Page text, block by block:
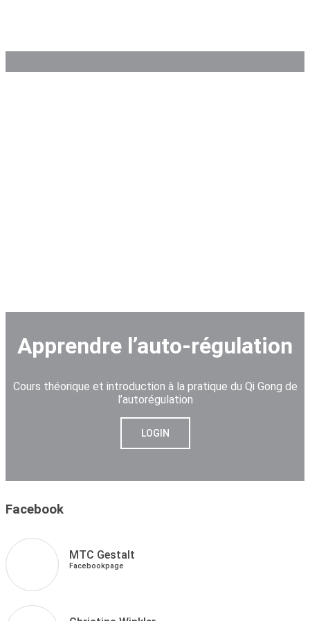
Apprendre l’auto-régulation
Cours théorique et introduction à la pratique du Qi Gong de
l’autorégulation
LOGIN
Facebook
MTC Gestalt
Facebookpage